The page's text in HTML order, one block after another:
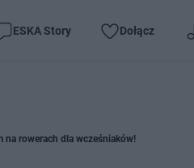
ESKA Story Dołącz
na rowerach dla wcześniaków!